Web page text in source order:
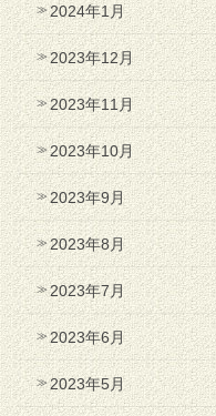
2024年1月
2023年12月
2023年11月
2023年10月
2023年9月
2023年8月
2023年7月
2023年6月
2023年5月